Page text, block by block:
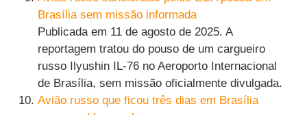
Brasília sem missão informada
Publicada em 11 de agosto de 2025. A
reportagem tratou do pouso de um cargueiro
russo Ilyushin IL-76 no Aeroporto Internacional
de Brasília, sem missão oficialmente divulgada.
Avião russo que ficou três dias em Brasília